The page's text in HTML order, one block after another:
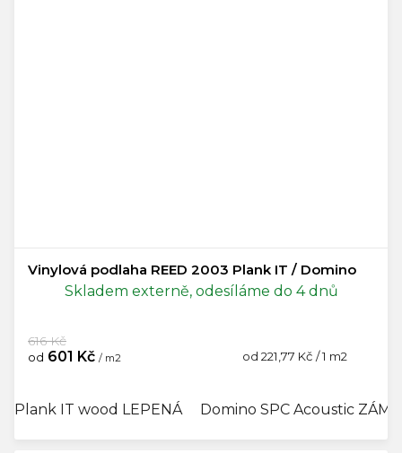
Vinylová podlaha REED 2003 Plank IT / Domino
Skladem externě, odesíláme do 4 dnů
od 601 Kč / m2
616 Kč
Měrná
od 221,77 Kč / 1 m2
Plank IT wood LEPENÁ Domino SPC Acoustic